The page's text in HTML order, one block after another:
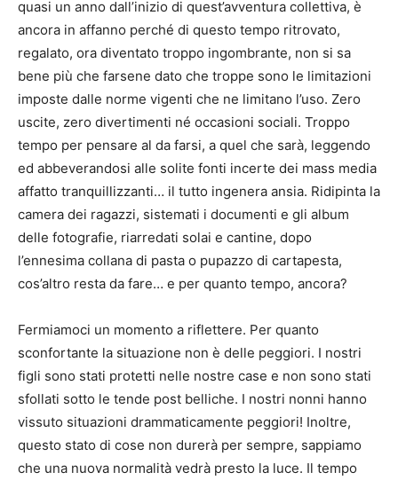
quasi un anno dall’inizio di quest’avventura collettiva, è
ancora in affanno perché di questo tempo ritrovato,
regalato, ora diventato troppo ingombrante, non si sa
bene più che farsene dato che troppe sono le limitazioni
imposte dalle norme vigenti che ne limitano l’uso. Zero
uscite, zero divertimenti né occasioni sociali. Troppo
tempo per pensare al da farsi, a quel che sarà, leggendo
ed abbeverandosi alle solite fonti incerte dei mass media
affatto tranquillizzanti… il tutto ingenera ansia. Ridipinta la
camera dei ragazzi, sistemati i documenti e gli album
delle fotografie, riarredati solai e cantine, dopo
l’ennesima collana di pasta o pupazzo di cartapesta,
cos’altro resta da fare… e per quanto tempo, ancora?
Fermiamoci un momento a riflettere. Per quanto
sconfortante la situazione non è delle peggiori. I nostri
figli sono stati protetti nelle nostre case e non sono stati
sfollati sotto le tende post belliche. I nostri nonni hanno
vissuto situazioni drammaticamente peggiori! Inoltre,
questo stato di cose non durerà per sempre, sappiamo
che una nuova normalità vedrà presto la luce. Il tempo